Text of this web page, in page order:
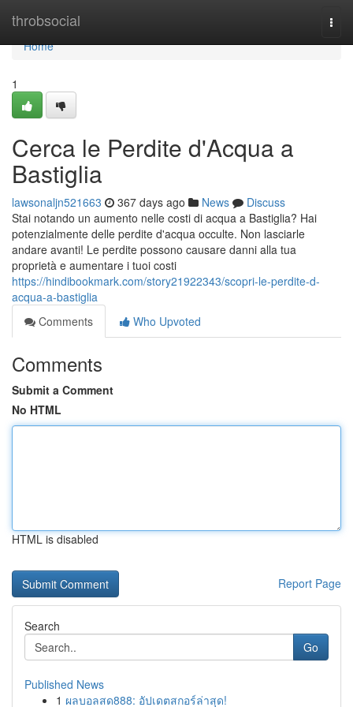
throbsocial
Home
Home
1
Cerca le Perdite d'Acqua a
Bastiglia
lawsonaljn521663 367 days ago News
Discuss
Stai notando un aumento nelle costi di acqua a Bastiglia? Hai
potenzialmente delle perdite d'acqua occulte. Non lasciarle
andare avanti! Le perdite possono causare danni alla tua
proprietà e aumentare i tuoi costi
https://hindibookmark.com/story21922343/scopri-le-perdite-d-
acqua-a-bastiglia
Comments
Who Upvoted
Comments
Submit a Comment
No HTML
HTML is disabled
Report Page
Search
Go
Published News
1 ผลบอลสด888: อัปเดตสกอร์ล่าสุด!